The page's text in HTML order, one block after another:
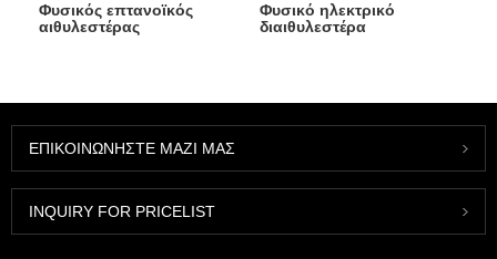
Φυσικός επτανοϊκός
αιθυλεστέρας
Φυσικό ηλεκτρικό
διαιθυλεστέρα
ΕΠΙΚΟΙΝΩΝΉΣΤΕ ΜΑΖΊ ΜΑΣ
INQUIRY FOR PRICELIST